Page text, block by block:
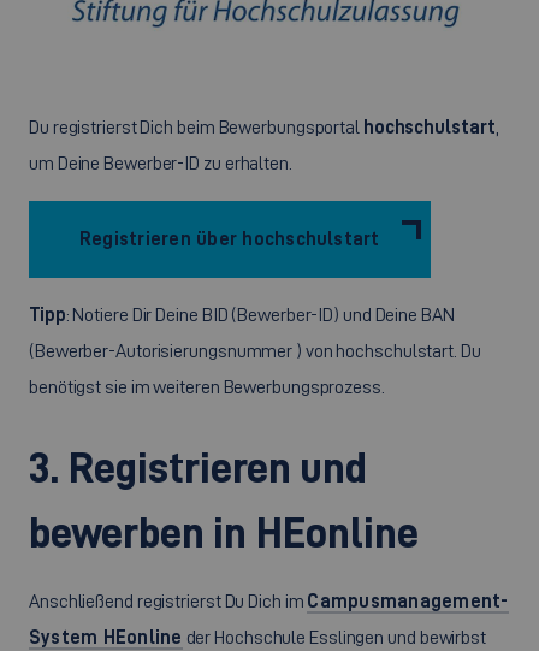
Du registrierst Dich beim Bewerbungsportal hochschulstart
um Deine Bewerber-ID zu erhalten.
Registrieren über hochschulstart
Tipp: Notiere Dir Deine BID (Bewerber-ID) und Deine BAN
(Bewerber-Autorisierungsnummer ) von hochschulstart. Du
benötigst sie im weiteren Bewerbungsprozess.
3. Registrieren und
bewerben in HEonline
Anschließend registrierst Du Dich im Campusmanagement-
System HEonline der Hochschule Esslingen und bewirbst